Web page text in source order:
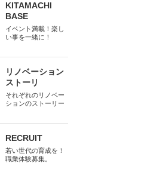
KITAMACHI
BASE
イベント満載！楽し
い事を一緒に！
リノベーション
ストーリ
それぞれのリノベー
ションのストーリー
RECRUIT
若い世代の育成を！
職業体験募集。